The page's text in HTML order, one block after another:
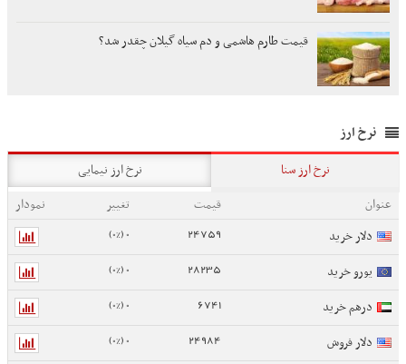
قیمت طارم هاشمی و دم سیاه گیلان چقدر شد؟
نرخ ارز
نرخ ارز سنا
نرخ ارز نیمایی
عنوان
قیمت تغییر
نمودار
دلار خرید
24759
0 (0%)
یورو خرید 28235
0 (0%)
درهم خرید 6741
0 (0%)
دلار فروش 24984
0 (0%)